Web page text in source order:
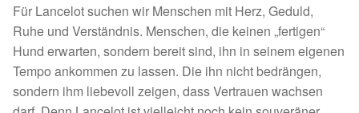
Zwingerhusten
Ablauf Adoption
Info Broschüre – SALVA Hundehilfe e.V.
Für Lancelot suchen wir Menschen mit Herz, Geduld,
Ruhe und Verständnis. Menschen, die keinen „fertigen“
Hund erwarten, sondern bereit sind, ihn in seinem eigenen
Tempo ankommen zu lassen. Die ihn nicht bedrängen,
sondern ihm liebevoll zeigen, dass Vertrauen wachsen